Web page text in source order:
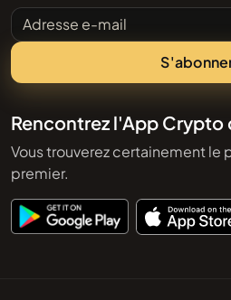
Adresse e-mail
Rencontrez l'App Crypto
Vous trouverez certainement le
premier.